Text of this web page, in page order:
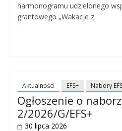
harmonogramu udzielonego
grantowego „Wakacje z
Aktualności EFS+ Nabory
Ogłoszenie o
2/2026/G/EFS+
30 lipca 2026